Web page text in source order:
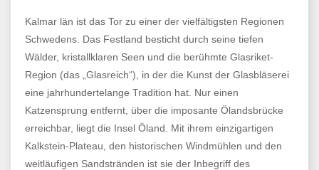
Kalmar län ist das Tor zu einer der vielfältigsten Regionen
Schwedens. Das Festland besticht durch seine tiefen
Wälder, kristallklaren Seen und die berühmte Glasriket-
Region (das „Glasreich“), in der die Kunst der Glasbläserei
eine jahrhundertelange Tradition hat. Nur einen
Katzensprung entfernt, über die imposante Ölandsbrücke
erreichbar, liegt die Insel Öland. Mit ihrem einzigartigen
Kalkstein-Plateau, den historischen Windmühlen und den
weitläufigen Sandstränden ist sie der Inbegriff des